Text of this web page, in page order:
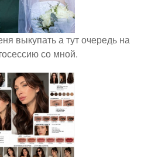
выкупать а тут очередь на
со мной.